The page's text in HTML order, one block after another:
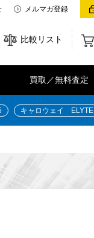
メルマガ登録
比較リスト
買取／無料査定
キャロウェイ ELYTE